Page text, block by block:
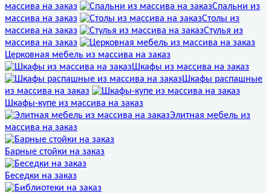
массива на заказ
Спальни из
массива на заказ
Столы из
массива на заказ
Стулья из
массива на заказ
Церковная мебель из массива на заказ
Шкафы из массива на заказ
Шкафы распашные
из массива на заказ
Шкафы-купе из массива на заказ
Элитная мебель из
массива на заказ
Барные стойки на заказ
Беседки на заказ